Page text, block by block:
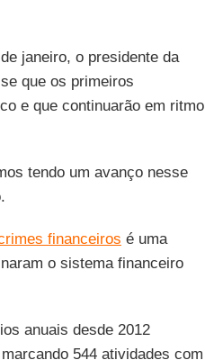
janeiro, o presidente da
que os primeiros
e que continuarão em ritmo
tendo um avanço nesse
financeiros é uma
o sistema financeiro
anuais desde 2012
544 atividades com